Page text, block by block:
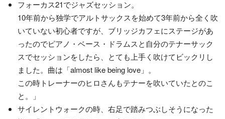
フォーカス21でジャズセッション。
10年前から独学でアルトサックスを始めて3年前から全く吹
いていない初心者ですが、ブリッジカフェにステージがあ
ったのでピアノ・ベース・ドラムスと自分のテナーサック
スでセッションをしたら、とても上手く吹けてビックリし
ました。曲は「almost like being love」。
この時トレーナーのヒロさんもテナーを吹いていたとのこ
と。」
サイレントウォークの時、右足で踏みつぶしそうになった